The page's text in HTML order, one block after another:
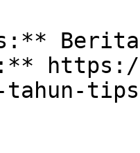
Berita